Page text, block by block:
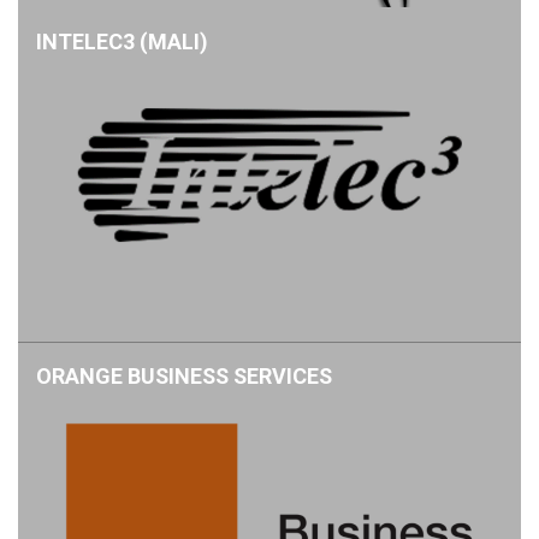
INTELEC3 (MALI)
ORANGE BUSINESS SERVICES